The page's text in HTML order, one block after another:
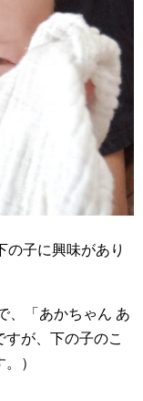
の子に興味があり
、「あかちゃん あ
が、下の子のこ
）